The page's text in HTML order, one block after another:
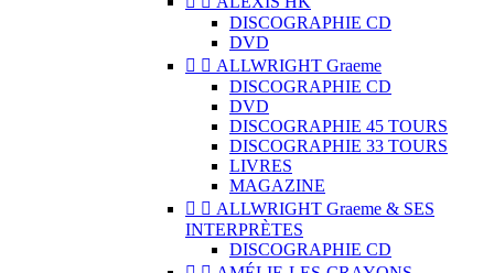
DISCOGRAPHIE CD
DVD
  ALLWRIGHT Graeme
DISCOGRAPHIE CD
DVD
DISCOGRAPHIE 45 TOURS
DISCOGRAPHIE 33 TOURS
LIVRES
MAGAZINE
  ALLWRIGHT Graeme & SES
INTERPRÈTES
DISCOGRAPHIE CD